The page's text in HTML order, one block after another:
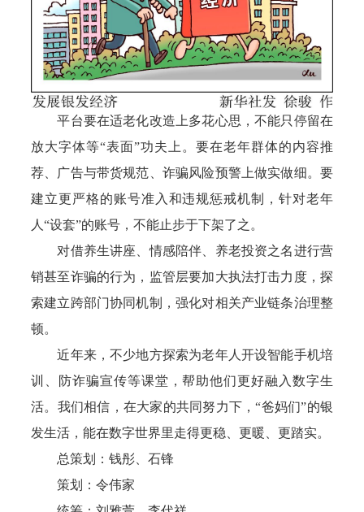
平台要在适老化改造上多花心思，不能只停留在
放大字体等“表面”功夫上。要在老年群体的内容推
荐、广告与带货规范、诈骗风险预警上做实做细。要
建立更严格的账号准入和违规惩戒机制，针对老年
人“设套”的账号，不能止步于下架了之。
对借养生讲座、情感陪伴、养老投资之名进行营
销甚至诈骗的行为，监管层要加大执法打击力度，探
索建立跨部门协同机制，强化对相关产业链条治理整
顿。
近年来，不少地方探索为老年人开设智能手机培
训、防诈骗宣传等课堂，帮助他们更好融入数字生
活。我们相信，在大家的共同努力下，“爸妈们”的银
发生活，能在数字世界里走得更稳、更暖、更踏实。
总策划：钱彤、石锋
策划：令伟家